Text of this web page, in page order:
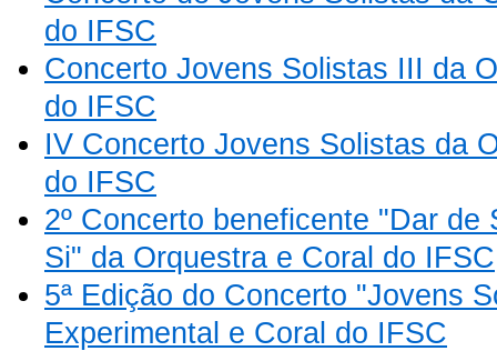
do IFSC
Concerto Jovens Solistas III da
do IFSC
IV Concerto Jovens Solistas da
do IFSC
2º Concerto beneficente "Dar de
Si" da Orquestra e Coral do IFSC
5ª Edição do Concerto "Jovens
Experimental e Coral do IFSC